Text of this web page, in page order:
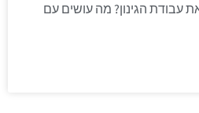
עבודת הגינון? מה עושים עם